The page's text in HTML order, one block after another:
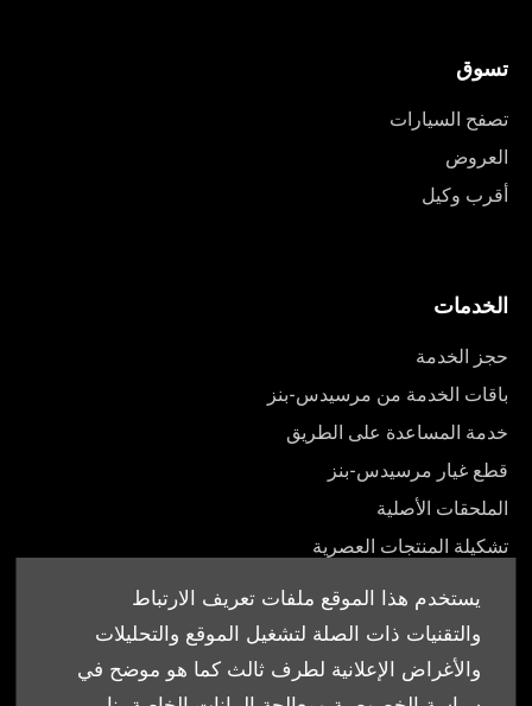
يستخدم هذا الموقع ملفات تعريف الارتباط
والتقنيات ذات الصلة لتشغيل الموقع والتحليلات
والأغراض الإعلانية لطرف ثالث كما هو موضح في
تسوق
تصفح السيارات
العروض
أقرب وكيل
الخدمات
حجز الخدمة
باقات الخدمة من مرسيدس-بنز
خدمة المساعدة على الطريق
قطع غيار مرسيدس-بنز
الملحقات الأصلية
تشكيلة المنتجات العصرية